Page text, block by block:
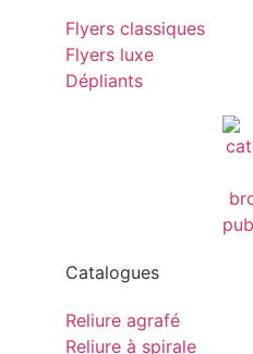
Flyers classiques
Flyers luxe
Dépliants
Catalogues
Reliure agrafé
Reliure à spirale